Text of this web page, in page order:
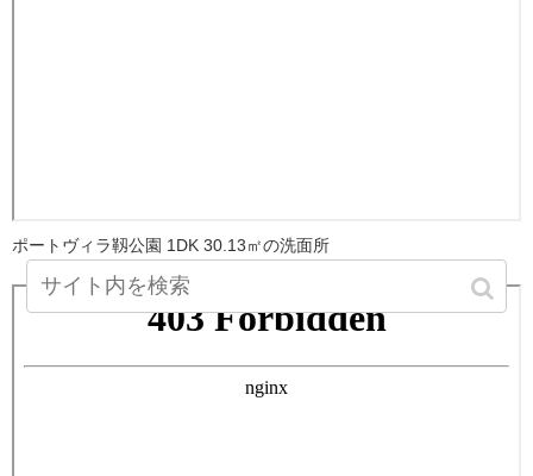
ポートヴィラ靱公園 1DK 30.13㎡の洗面所